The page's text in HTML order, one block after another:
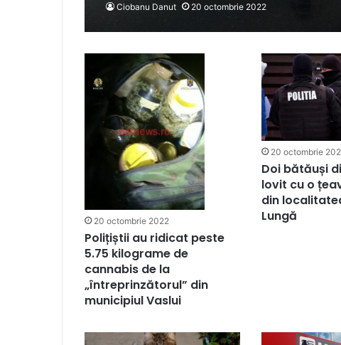
Ciobanu Danut 20 octombrie 2022
20 octombrie 2022
Polițiștii au ridicat peste
5.75 kilograme de
cannabis de la
„întreprinzătorul” din
municipiul Vaslui
20 octombrie
Doi bătăuși
lovit cu o
din
Lungă